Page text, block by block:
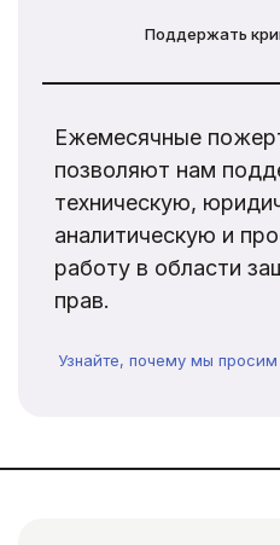
Поддержать
Ежемесячные
позволяют нам
техническую,
аналитическую и
работу в области
прав.
Узнайте, почему мы